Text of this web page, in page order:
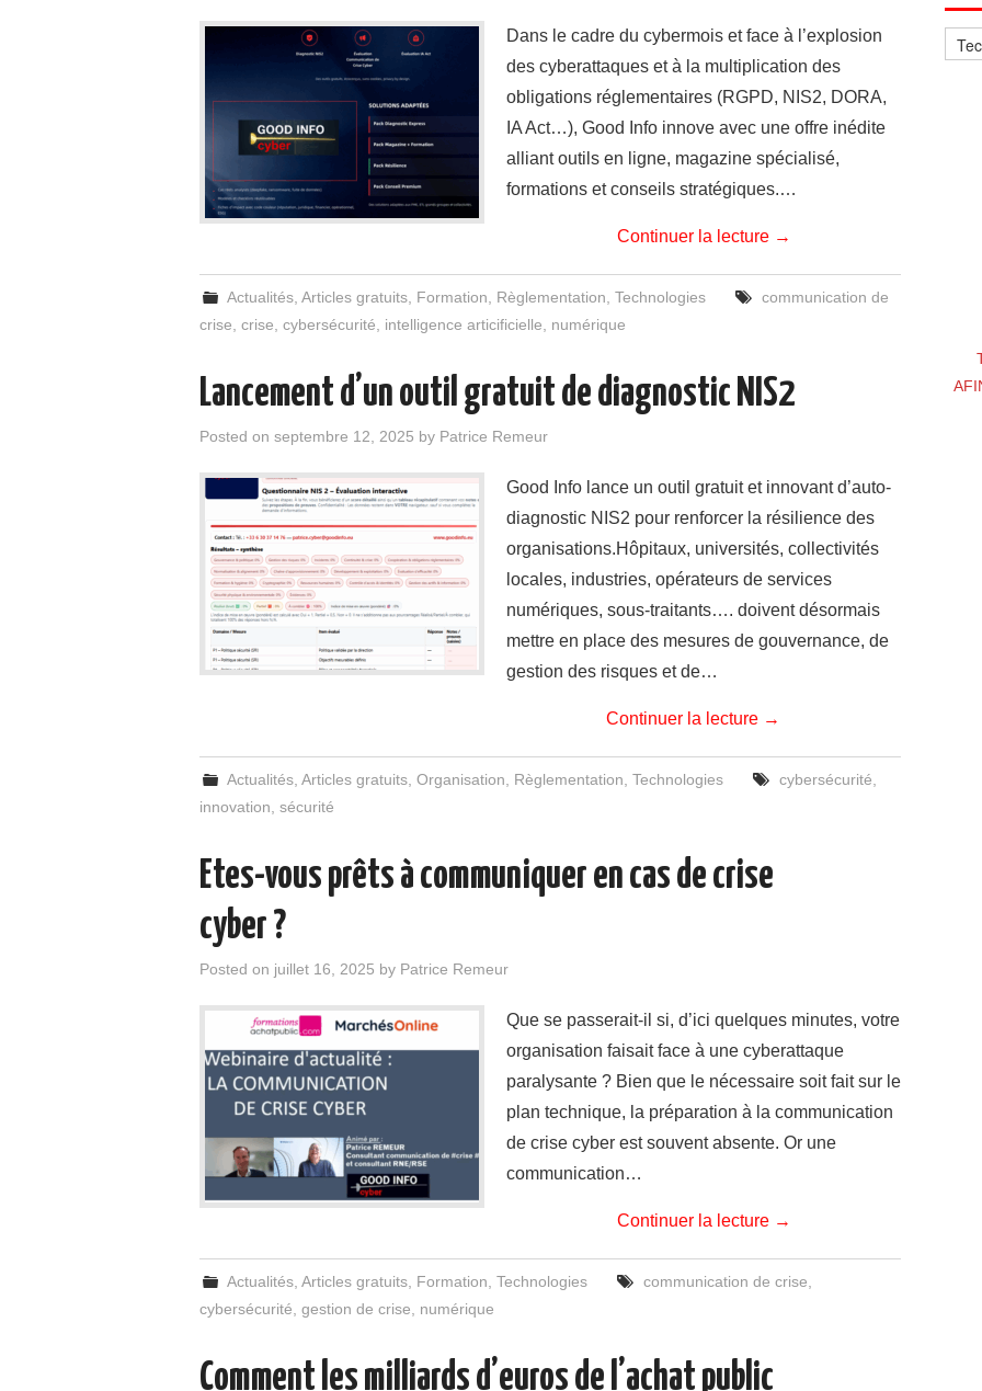
Dans le cadre du cybermois et face à l’explosion
des cyberattaques et à la multiplication des
obligations réglementaires (RGPD, NIS2, DORA,
IA Act…), Good Info innove avec une offre inédite
alliant outils en ligne, magazine spécialisé,
formations et conseils stratégiques.…
Continuer la lecture →
Actualités ,Articles gratuits Formation Règlementation ,Technologies
communication de
crise crise cybersécurité intelligence articificielle numérique
Lancement d’un outil gratuit de diagnostic NIS2
Posted on septembre 12, 2025 by Patrice Remeur
Good Info lance un outil gratuit et innovant d’auto-
diagnostic NIS2 pour renforcer la résilience des
organisations.Hôpitaux, universités, collectivités
locales, industries, opérateurs de services
numériques, sous-traitants…. doivent désormais
mettre en place des mesures de gouvernance, de
gestion des risques et de…
Continuer la lecture →
Actualités ,Articles gratuits ,Organisation Règlementation ,Technologies cybersécurité
innovation sécurité
Etes-vous prêts à communiquer en cas de crise
cyber ?
Posted on juillet 16, 2025 by Patrice Remeur
Que se passerait-il si, d’ici quelques minutes, votre
organisation faisait face à une cyberattaque
paralysante ? Bien que le nécessaire soit fait sur le
plan technique, la préparation à la communication
de crise cyber est souvent absente. Or une
communication…
Continuer la lecture →
Actualités ,Articles gratuits Formation ,Technologies communication de crise
cybersécurité gestion de crise numérique
Comment les milliards d’euros de l’achat public
un